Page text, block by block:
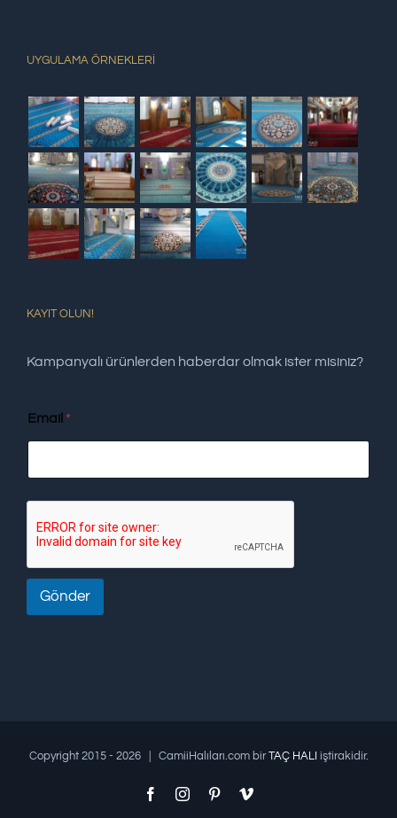
UYGULAMA ÖRNEKLERİ
KAYIT OLUN!
Kampanyalı ürünlerden haberdar olmak ister misiniz?
Email *
Gönder
Copyright 2015 - 2026 | CamiiHalıları.com birTAÇ HALI iştirakidir.
FacebookInstagramPinterestVimeo